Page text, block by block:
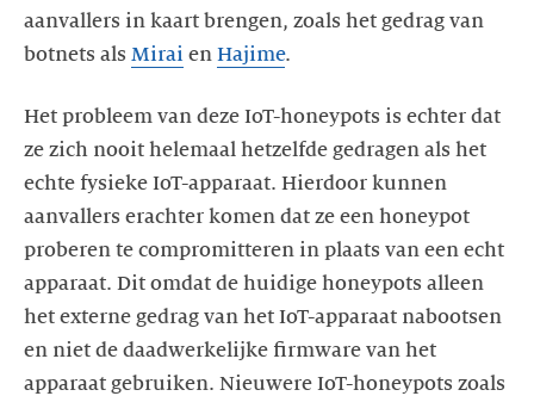
aanvallers in kaart brengen, zoals het gedrag van
botnets als Mirai en Hajime
Het probleem van deze IoT-honeypots is echter dat
ze zich nooit helemaal hetzelfde gedragen als het
echte fysieke IoT-apparaat. Hierdoor kunnen
aanvallers erachter komen dat ze een honeypot
proberen te compromitteren in plaats van een echt
apparaat. Dit omdat de huidige honeypots alleen
het externe gedrag van het IoT-apparaat nabootsen
en niet de daadwerkelijke firmware van het
apparaat gebruiken. Nieuwere IoT-honeypots zoals